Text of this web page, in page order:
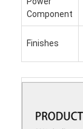
Component
Finishes